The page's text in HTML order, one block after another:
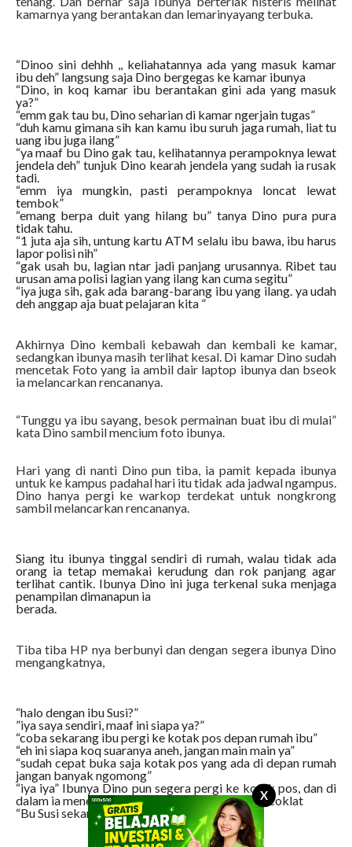
X
kamarnya yang berantakan dan lemarinyayang terbuka.
“Dinoo sini dehhh ,, keliahatannya ada yang masuk kamar
ibu deh” langsung saja Dino bergegas ke kamar ibunya
“Dino, in koq kamar ibu berantakan gini ada yang masuk
ya?”
“emm gak tau bu, Dino seharian di kamar ngerjain tugas”
“duh kamu gimana sih kan kamu ibu suruh jaga rumah, liat tu
uang ibu juga ilang”
“ya maaf bu Dino gak tau, kelihatannya perampoknya lewat
jendela deh” tunjuk Dino kearah jendela yang sudah ia rusak
tadi.
“emm iya mungkin, pasti perampoknya loncat lewat
tembok”
“emang berpa duit yang hilang bu” tanya Dino pura pura
tidak tahu.
“1 juta aja sih, untung kartu ATM selalu ibu bawa, ibu harus
lapor polisi nih”
“gak usah bu, lagian ntar jadi panjang urusannya. Ribet tau
urusan ama polisi lagian yang ilang kan cuma segitu”
“iya juga sih, gak ada barang-barang ibu yang ilang. ya udah
deh anggap aja buat pelajaran kita ”
Akhirnya Dino kembali kebawah dan kembali ke kamar,
sedangkan ibunya masih terlihat kesal. Di kamar Dino sudah
mencetak Foto yang ia ambil dair laptop ibunya dan bseok
ia melancarkan rencananya.
“Tunggu ya ibu sayang, besok permainan buat ibu di mulai”
kata Dino sambil mencium foto ibunya.
Hari yang di nanti Dino pun tiba, ia pamit kepada ibunya
untuk ke kampus padahal hari itu tidak ada jadwal ngampus.
Dino hanya pergi ke warkop terdekat untuk nongkrong
sambil melancarkan rencananya.
Siang itu ibunya tinggal sendiri di rumah, walau tidak ada
orang ia tetap memakai kerudung dan rok panjang agar
terlihat cantik. Ibunya Dino ini juga terkenal suka menjaga
penampilan dimanapun ia
berada.
Tiba tiba HP nya berbunyi dan dengan segera ibunya Dino
mengangkatnya,
“halo dengan ibu Susi?”
”iya saya sendiri, maaf ini siapa ya?”
“coba sekarang ibu pergi ke kotak pos depan rumah ibu”
“eh ini siapa koq suaranya aneh, jangan main main ya”
“sudah cepat buka saja kotak pos yang ada di depan rumah
jangan banyak ngomong”
“iya iya” Ibunya Dino pun segera pergi ke kotak pos, dan di
dalam ia menemukan sebuah amplop berwarna coklat
“Bu Susi sekarang coba buka amplop itu”